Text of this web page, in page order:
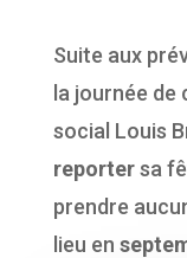
Suite aux
la journée de
social Louis
reportersa
prendre
lieu en